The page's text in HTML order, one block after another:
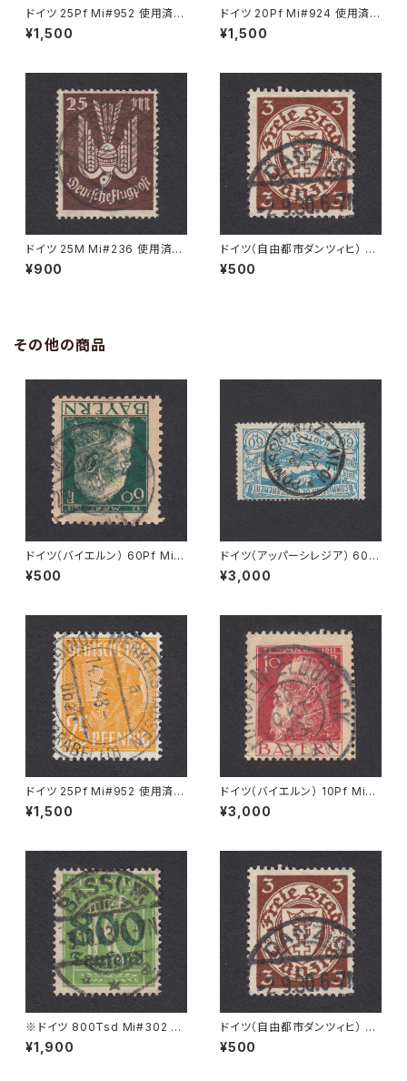
ドイツ 25Pf Mi#952 使用済み
切手｜MERKERSHAUSEN 14.
2.1948
¥1,500
ドイツ 20Pf Mi#924 使用済み
切手｜SIGLINGEN 7.11.1947
¥1,500
ドイツ 25M Mi#236 使用済み
切手｜BRESLAU 8.6.1923
¥900
ドイツ（自由都市ダンツィヒ） 3P
f Mi#216 使用済み切手｜DA
NZIG 2.9.1930
¥500
その他の商品
ドイツ（バイエルン） 60Pf Mi#
84 II 使用済み切手｜MÜNCH
EN 29.9.1913
¥500
ドイツ（アッパーシレジア） 60P
f Mi#23 使用済み切手｜PONI
SCHOWITZ 22.11.1921
¥3,000
ドイツ 25Pf Mi#952 使用済み
切手｜MERKERSHAUSEN 14.
2.1948
¥1,500
ドイツ（バイエルン） 10Pf Mi#7
8 使用済み切手｜FÜRSTENF
ELDBRUCK 20.OKT.1913
¥3,000
※ドイツ 800Tsd Mi#302 A
使用済み切手｜BASSUM 3.1
0.1923
¥1,900
ドイツ（自由都市ダンツィヒ） 3P
f Mi#216 使用済み切手｜DA
NZIG 2.9.1930
¥500